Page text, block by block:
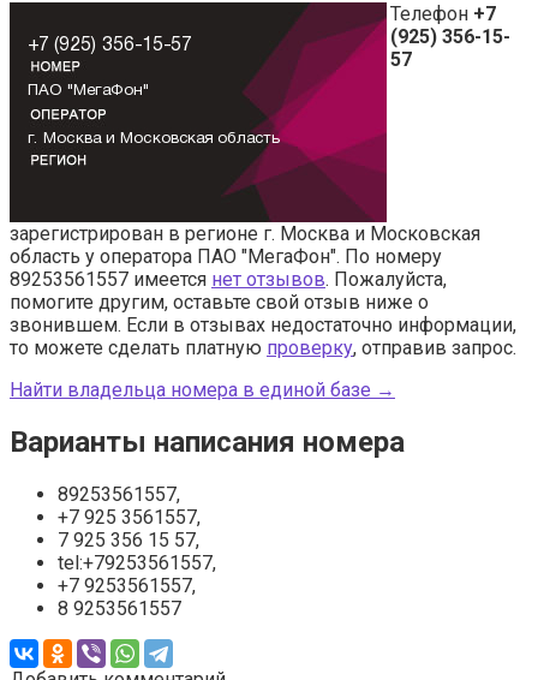
Телефон +7
(925) 356-15-
57
зарегистрирован в регионе г. Москва и Московская
область у оператора ПАО "МегаФон". По номеру
89253561557 имеется нет отзывов. Пожалуйста,
помогите другим, оставьте свой отзыв ниже о
звонившем. Если в отзывах недостаточно информации,
то можете сделать платную проверку, отправив запрос.
Найти владельца номера в единой базе →
Варианты написания номера
89253561557,
+7 925 3561557,
7 925 356 15 57,
tel:+79253561557,
+7 9253561557,
8 9253561557